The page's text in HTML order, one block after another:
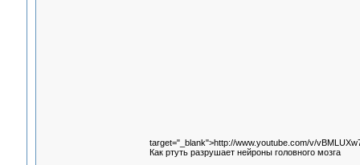
target="_blank">http://www.youtube.com/v/
Как ртуть разрушает нейроны головного мозга